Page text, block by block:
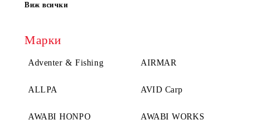
Виж всички
Марки
Adventer & Fishing AIRMAR
ALLPA AVID Carp
AWABI HONPO AWABI WORKS